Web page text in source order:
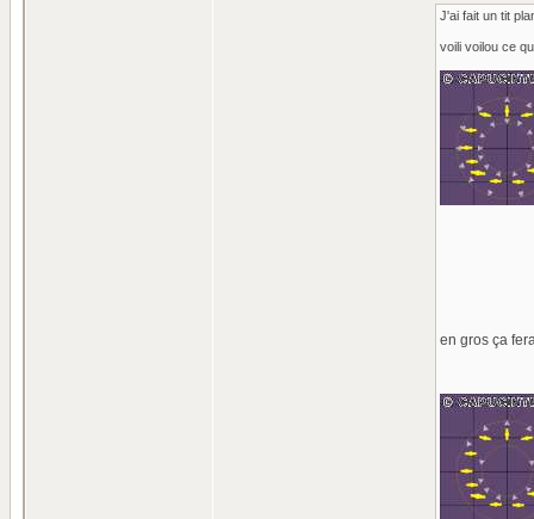
J'ai fait un tit
voili voilou ce
en gros ça